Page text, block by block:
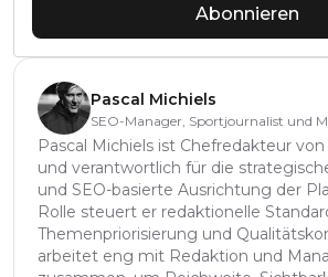
Abonnieren
Pascal Michiels
SEO-Manager, Sportjournalist und
Pascal Michiels ist Chefredakteur
und verantwortlich für die
und SEO-basierte Ausrichtung der
Rolle steuert er redaktionelle
Themenpriorisierung und
arbeitet eng mit Redaktion und